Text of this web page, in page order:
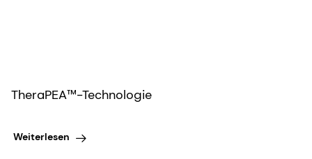
TheraPEA™-Technologie
Weiterlesen